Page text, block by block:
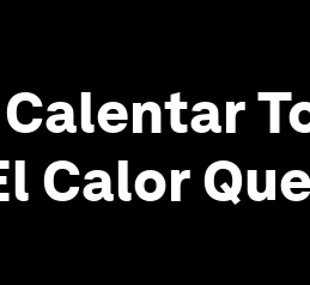
Calor Que